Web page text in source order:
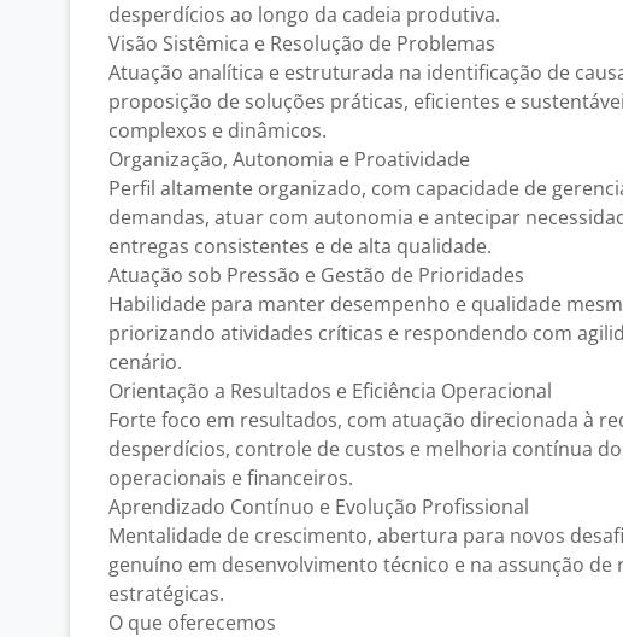
desperdícios ao longo da cadeia produtiva.
Visão Sistêmica e Resolução de Problemas
Atuação analítica e estruturada na identificação de
proposição de soluções práticas, eficientes e
complexos e dinâmicos.
Organização, Autonomia e Proatividade
Perfil altamente organizado, com capacidade de
demandas, atuar com autonomia e antecipar
entregas consistentes e de alta qualidade.
Atuação sob Pressão e Gestão de Prioridades
Habilidade para manter desempenho e qualidade
priorizando atividades críticas e respondendo com
cenário.
Orientação a Resultados e Eficiência Operacional
Forte foco em resultados, com atuação direcionada à
desperdícios, controle de custos e melhoria contínua
operacionais e financeiros.
Aprendizado Contínuo e Evolução Profissional
Mentalidade de crescimento, abertura para novos
genuíno em desenvolvimento técnico e na assunção de
estratégicas.
O que oferecemos